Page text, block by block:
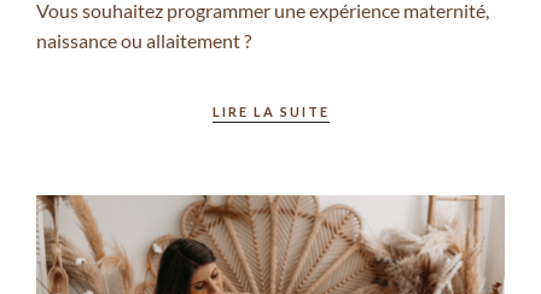
Vous souhaitez programmer une expérience maternité,
naissance ou allaitement ?
LIRE LA SUITE